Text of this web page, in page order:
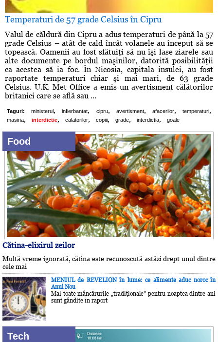
Temperaturi de 57 grade Celsius în Cipru
Valul de căldură din Cipru a adus temperaturi de până la 57
grade Celsius – atât de cald încât volanele au început să se
topească. Oamenii au fost sfătuiţi să nu îşi lase ziarele sau
alte documente pe bordul maşinilor, datorită posibilităţii
ca acestea să ia foc. În Nicosia, capitala insulei, au fost
raportate temperaturi chiar şi mai mari, de 63 grade
Celsius. U.K. Met Office a emis un avertisment călătorilor
britanici care se află sau ...
Taguri: ministerul , infierbantat, cipru, avertisment, afacerilor, temperaturi,
masina, interdictie, calatorilor, copiii, grade, interdictia, goale
Food
Cătina-elixirul zeilor
Multă vreme ignorată, cătina este recunoscută astăzi drept unul dintre
cele mai
MENIUL de REVELION în lume: ce alimente aduc noroc în
Anul Nou
Mai toate mâncărurile „tradiţionale” pentru noaptea dintre ani
sunt gândite în raport
Tech